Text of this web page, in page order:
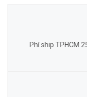
Phí ship TPHCM